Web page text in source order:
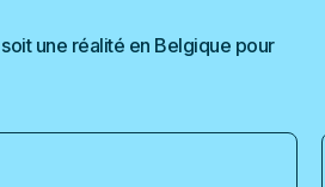
une réalité en Belgique pour